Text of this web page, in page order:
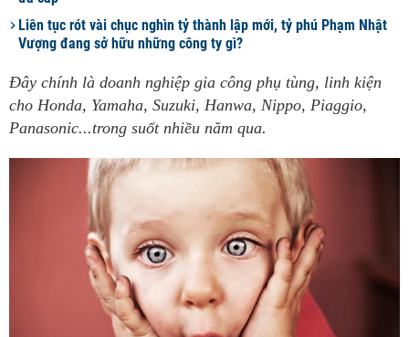
Liên tục rót vài chục nghìn tỷ thành lập mới, tỷ phú Phạm Nhật
Vượng đang sở hữu những công ty gì?
Đây chính là doanh nghiệp gia công phụ tùng, linh kiện
cho Honda, Yamaha, Suzuki, Hanwa, Nippo, Piaggio,
Panasonic...trong suốt nhiều năm qua.